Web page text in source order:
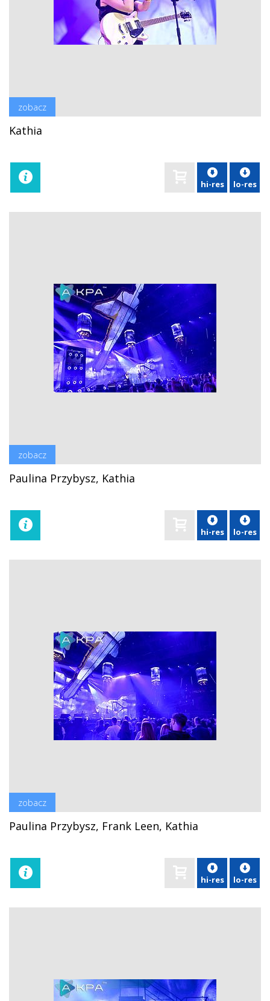
zobacz
Kathia
hi-res lo-res
zobacz
Paulina Przybysz, Kathia
hi-res lo-res
zobacz
Paulina Przybysz, Frank Leen, Kathia
hi-res lo-res